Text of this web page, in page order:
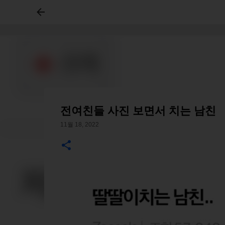
전여친들 사진 보면서 치는 남친
11월 18, 2022